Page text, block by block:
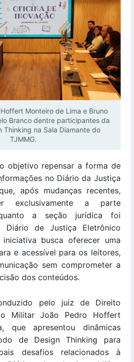
Monteiro de Lima e Bruno
Branco dentre participantes da
Thinking na Sala Diamante do
TJMMG.
objetivo repensar a forma de
no Diário da Justiça
após mudanças recentes,
exclusivamente a parte
a seção jurídica foi
Diário de Justiça Eletrônico
busca oferecer uma
e acessível para os leitores,
sem comprometer a
dos conteúdos.
pelo juiz de Direito
Militar João Pedro Hoffert
que apresentou dinâmicas
de Design Thinking para
desafios relacionados à